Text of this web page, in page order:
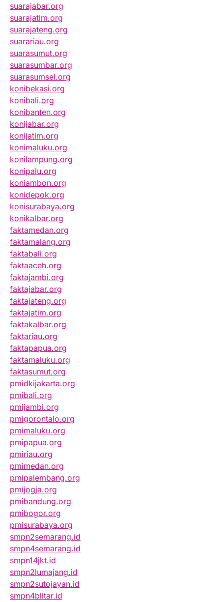
suarajabar.org
suarajatim.org
suarajateng.org
suarariau.org
suarasumut.org
suarasumbar.org
suarasumsel.org
konibekasi.org
konibali.org
konibanten.org
konijabar.org
konijatim.org
konimaluku.org
konilampung.org
konipalu.org
koniambon.org
konidepok.org
konisurabaya.org
konikalbar.org
faktamedan.org
faktamalang.org
faktabali.org
faktaaceh.org
faktajambi.org
faktajabar.org
faktajateng.org
faktajatim.org
faktakalbar.org
faktariau.org
faktapapua.org
faktamaluku.org
faktasumut.org
pmidkijakarta.org
pmibali.org
pmijambi.org
pmigorontalo.org
pmimaluku.org
pmipapua.org
pmiriau.org
pmimedan.org
pmipalembang.org
pmijogja.org
pmibandung.org
pmibogor.org
pmisurabaya.org
smpn2semarang.id
smpn4semarang.id
smpn14jkt.id
smpn2lumajang.id
smpn2sutojayan.id
smpn4blitar.id